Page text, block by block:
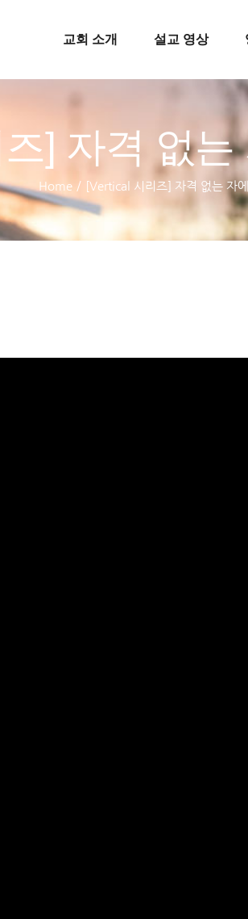
교회 소개 설교 영상
] 자격 없
Home / [Vertical 시리즈] 자격 없는 자